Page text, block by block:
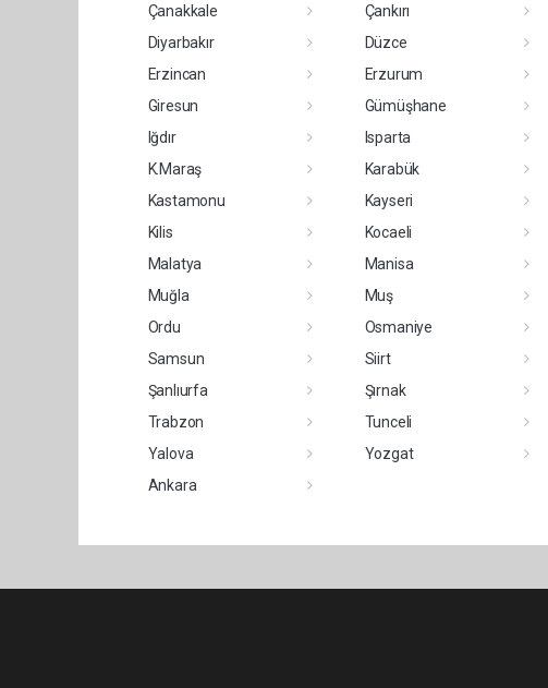
Çanakkale
Çankırı
Diyarbakır
Düzce
Erzincan
Erzurum
Giresun
Gümüşhane
Iğdır
Isparta
K.Maraş
Karabük
Kastamonu
Kayseri
Kilis
Kocaeli
Malatya
Manisa
Muğla
Muş
Ordu
Osmaniye
Samsun
Siirt
Şanlıurfa
Şırnak
Trabzon
Tunceli
Yalova
Yozgat
Ankara